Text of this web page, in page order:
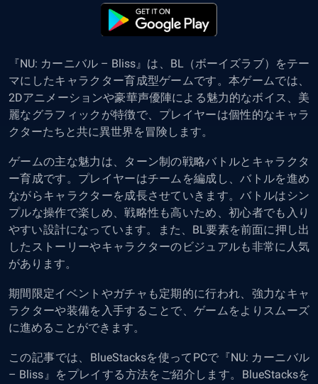
『NU: カーニバル – Bliss』 は、BL（ボーイズラブ）をテー
マにしたキャラクター育成型ゲームです。本ゲームでは、
2Dアニメーションや豪華声優陣による魅力的なボイス、美
麗なグラフィックが特徴で、プレイヤーは個性的なキャラ
クターたちと共に異世界を冒険します​。
ゲームの主な魅力は、ターン制の戦略バトルとキャラクタ
ー育成です。プレイヤーはチームを編成し、バトルを進め
ながらキャラクターを成長させていきます。バトルはシン
プルな操作で楽しめ、戦略性も高いため、初心者でも入り
やすい設計になっています。また、BL要素を前面に押し出
したストーリーやキャラクターのビジュアルも非常に人気
があります​。
期間限定イベントやガチャも定期的に行われ、強力なキャ
ラクターや装備を入手することで、ゲームをよりスムーズ
に進めることができます。
この記事では、BlueStacksを使ってPCで『NU: カーニバル
– Bliss』をプレイする方法をご紹介します。BlueStacksを